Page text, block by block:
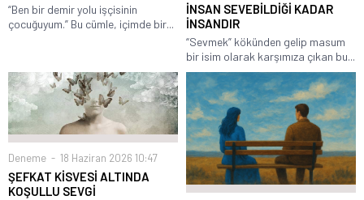
“Ben bir demir yolu işçisinin
çocuğuyum.” Bu cümle, içimde bir...
İNSAN SEVEBİLDİĞİ KADAR
İNSANDIR
​“Sevmek” kökünden gelip masum
bir isim olarak karşımıza çıkan bu...
Deneme 18 Haziran 2026 10:47
ŞEFKAT KİSVESİ ALTINDA
KOŞULLU SEVGİ